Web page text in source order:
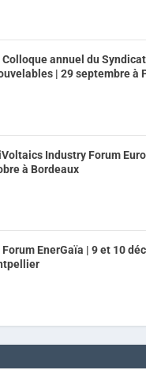
Colloque annuel du
| 29 septembre à
Industry Forum
à Bordeaux
Forum EnerGaïa | 9 et 10